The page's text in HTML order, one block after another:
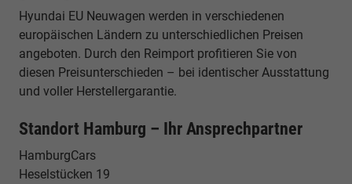
Hyundai EU Neuwagen werden in verschiedenen
europäischen Ländern zu unterschiedlichen Preisen
angeboten. Durch den Reimport profitieren Sie von
diesen Preisunterschieden – bei identischer Ausstattung
und voller Herstellergarantie.
Standort Hamburg – Ihr Ansprechpartner
HamburgCars
Heselstücken 19